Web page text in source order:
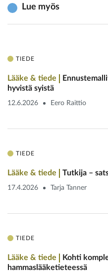
Lue myös
TIEDE
Lääke & tiede
hyvistä syistä
12.6.2026 Eero Raittio
TIEDE
Lääke & tiede Tutkija –
17.4.2026 Tarja Tanner
TIEDE
Lääke & tiede
Kohti
hammaslääketieteessä